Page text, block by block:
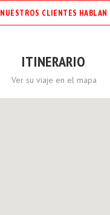
NUESTROS CLIENTES HABLAN
ITINERARIO
Ver su viaje en el mapa